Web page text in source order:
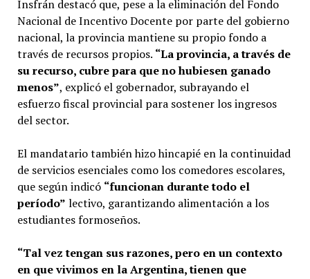
Insfrán destacó que, pese a la eliminación del Fondo
Nacional de Incentivo Docente por parte del gobierno
nacional, la provincia mantiene su propio fondo a
través de recursos propios. “La provincia, a través de
su recurso, cubre para que no hubiesen ganado
menos”, explicó el gobernador, subrayando el
esfuerzo fiscal provincial para sostener los ingresos
del sector.
El mandatario también hizo hincapié en la continuidad
de servicios esenciales como los comedores escolares,
que según indicó “funcionan durante todo el
período” lectivo, garantizando alimentación a los
estudiantes formoseños.
“Tal vez tengan sus razones, pero en un contexto
en que vivimos en la Argentina, tienen que